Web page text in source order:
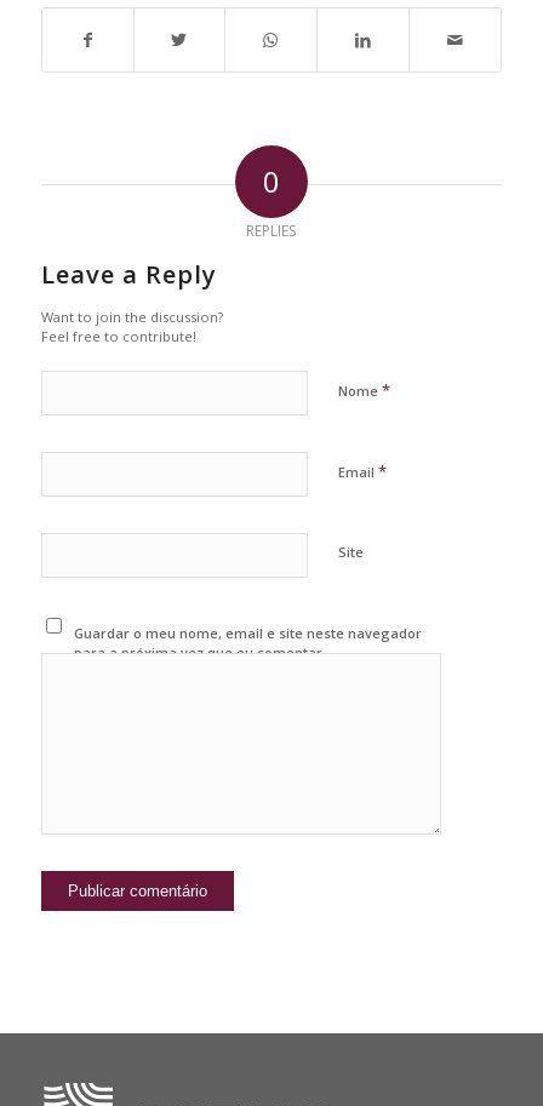
0
REPLIES
Leave a Reply
Want to join the discussion?
Feel free to contribute!
Nome *
Email *
Site
Guardar o meu nome, email e site neste navegador
para a próxima vez que eu comentar.